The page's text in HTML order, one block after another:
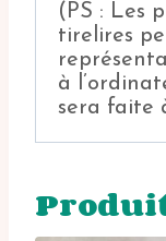
(PS : Les
tirelires
à
sera faite